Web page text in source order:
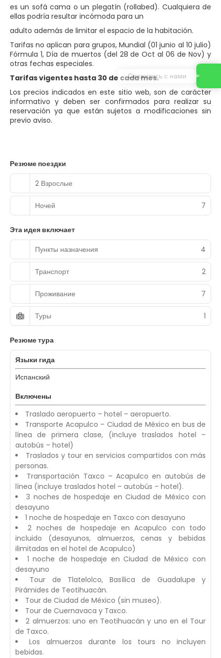
es un sofá cama o un plegatín (rollabed). Cualquiera de
ellas podría resultar incómoda para un
adulto además de limitar el espacio de la habitación.
Tarifas no aplican para grupos, Mundial (01 junio al 10 julio)
Fórmula 1, Día de muertos (del 28 de Oct al 06 de Nov) y
otras fechas especiales.
Tarifas vigentes hasta 30 de cada mes.
Los precios indicados en este sitio web, son de carácter
informativo y deben ser confirmados para realizar su
reservación ya que están sujetos a modificaciones sin
previo aviso.
Резюме поездки
2 Взрослые
Ночей 7
Эта идея включает
Пункты назначения
4
Транспорт 2
Проживание 7
Туры 1
Резюме тура
Языки гида
Испанский
Включены
Traslado aeropuerto – hotel – aeropuerto.
Transporte Acapulco – Ciudad de México en bus de
línea de primera clase, (incluye traslados hotel –
autobús – hotel)
Traslados y tour en servicios compartidos con más
personas.
Transportación Taxco – Acapulco en autobús de
línea (incluye traslados hotel – autobús – hotel).
3 noches de hospedaje en Ciudad de México con
desayuno
1 noche de hospedaje en Taxco con desayuno
2 noches de hospedaje en Acapulco con todo
incluido (desayunos, almuerzos, cenas y bebidas
ilimitadas en el hotel de Acapulco)
1 noche de hospedaje en Ciudad de México con
desayuno
Tour de Tlatelolco, Basílica de Guadalupe y
Pirámides de Teotihuacán.
Tour de Ciudad de México (sin museo).
Tour de Cuernavaca y Taxco.
2 almuerzos: uno en Teotihuacán y uno en el Tour
de Taxco.
Los almuerzos durante los tours no incluyen
bebidas.
Свяжитесь с нами